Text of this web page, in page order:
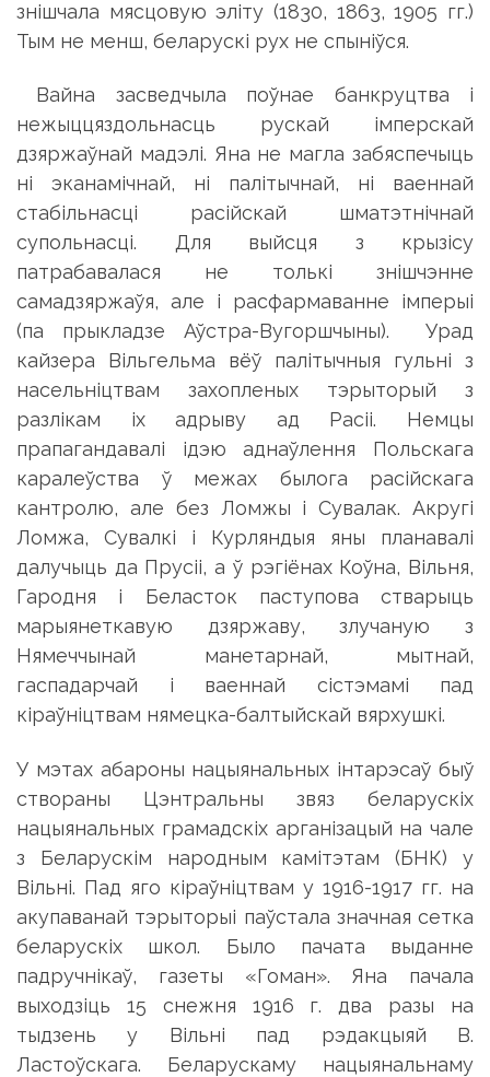
знішчала мясцовую эліту (1830, 1863, 1905 гг.)
Тым не менш, беларускі рух не спыніўся.
Вайна засведчыла поўнае банкруцтва і
нежыццяздольнасць рускай імперскай
дзяржаўнай мадэлі. Яна не магла забяспечыць
ні эканамічнай, ні палітычнай, ні ваеннай
стабільнасці расійскай шматэтнічнай
супольнасці. Для выйсця з крызісу
патрабавалася не толькі знішчэнне
самадзяржаўя, але і расфармаванне імперыі
(па прыкладзе Аўстра-Вугоршчыны). Урад
кайзера Вільгельма вёў палітычныя гульні з
насельніцтвам захопленых тэрыторый з
разлікам іх адрыву ад Расіі. Немцы
прапагандавалі ідэю аднаўлення Польскага
каралеўства ў межах былога расійскага
кантролю, але без Ломжы і Сувалак. Акругі
Ломжа, Сувалкі і Курляндыя яны планавалі
далучыць да Прусіі, а ў рэгіёнах Коўна, Вільня,
Гародня і Беласток паступова стварыць
марыянеткавую дзяржаву, злучаную з
Нямеччынай манетарнай, мытнай,
гаспадарчай і ваеннай сістэмамі пад
кіраўніцтвам нямецка-балтыйскай вярхушкі.
У мэтах абароны нацыянальных інтарэсаў быў
створаны Цэнтральны звяз беларускіх
нацыянальных грамадскіх арганізацый на чале
з Беларускім народным камітэтам (БНК) у
Вільні. Пад яго кіраўніцтвам у 1916-1917 гг. на
акупаванай тэрыторыі паўстала значная сетка
беларускіх школ. Было пачата выданне
падручнікаў, газеты «Гоман». Яна пачала
выходзіць 15 снежня 1916 г. два разы на
тыдзень у Вільні пад рэдакцыяй В.
Ластоўскага. Беларускаму нацыянальнаму